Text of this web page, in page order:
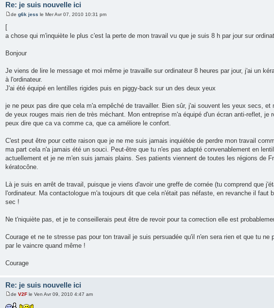
Re: je suis nouvelle ici
deg6k jess le Mer Avr 07, 2010 10:31 pm
[
a chose qui m'inquiète le plus c'est la perte de mon travail vu que je suis 8 h par jour sur
Bonjour
Je viens de lire le message et moi même je travaille sur ordinateur 8 heures par jour, j'ai un
à l'ordinateur.
J'ai été équipé en lentilles rigides puis en piggy-back sur un des deux yeux
je ne peux pas dire que cela m'a empêché de travailler. Bien sûr, j'ai souvent les yeux secs,
de yeux rouges mais rien de très méchant. Mon entreprise m'a équipé d'un écran anti-reflet,
peux dire que ca va comme ca, que ca améliore le confort.
C'est peut être pour cette raison que je ne me suis jamais inquiétée de perdre mon travail
ma part cela n'a jamais été un souci. Peut-être que tu n'es pas adapté convenablement en
actuellement et je ne m'en suis jamais plains. Ses patients viennent de toutes les régions de
kératocône.
Là je suis en arrêt de travail, puisque je viens d'avoir une greffe de cornée (tu comprend que
l'ordinateur. Ma contactologue m'a toujours dit que cela n'était pas néfaste, en revanche il
sec !
Ne t'niquiète pas, et je te conseillerais peut être de revoir pour ta correction elle est
Courage et ne te stresse pas pour ton travail je suis persuadée qu'il n'en sera rien et que tu
par le vaincre quand même !
Courage
Re: je suis nouvelle ici
deV2F le Ven Avr 09, 2010 4:47 am